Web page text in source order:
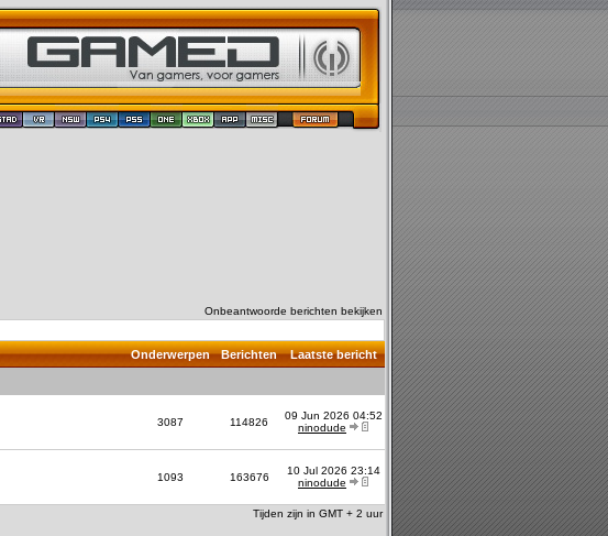
Onbeantwoorde berichten bekijken
Onderwerpen Berichten Laatste bericht
3087 114826
09 Jun 2026 04:52
ninodude
1093 163676
10 Jul 2026 23:14
ninodude
Tijden zijn in GMT + 2 uur